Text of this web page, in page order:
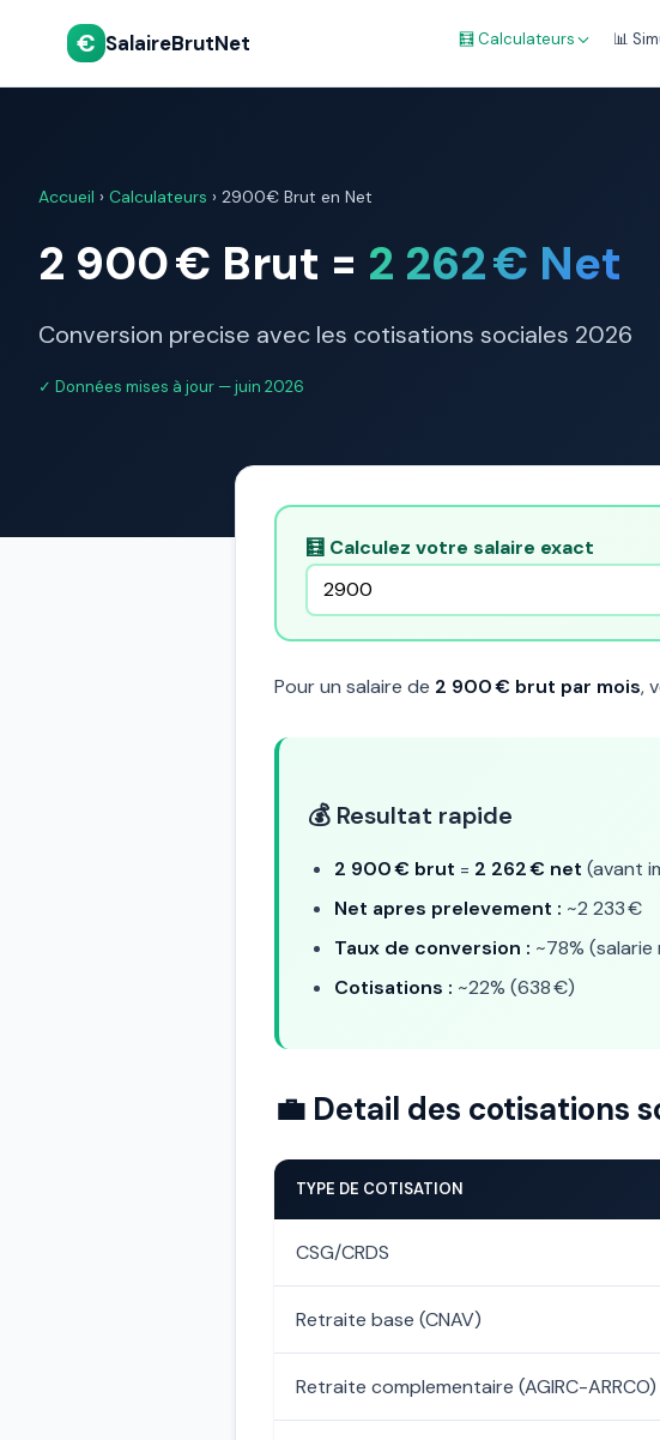
€ SalaireBrutNet 🧮 Calculateurs 📊
Accueil › Calculateurs › 2900€ Brut en Net
2 900 € Brut = 2 262 € Net
Conversion precise avec les cotisations sociales 2026
✓ Données mises à jour — juin 2026
🧮 Calculez votre salaire exact
Pour un salaire de 2 900 € brut par mois,
💰 Resultat rapide
2 900 € brut = 2 262 € net (avant
Net apres prelevement : ~2 233 €
Taux de conversion : ~78%
Cotisations : ~22% (638 €)
💼 Detail des cotisations
TYPE DE COTISATION
CSG/CRDS
Retraite base (CNAV)
Retraite complementaire (AGIRC-ARRCO)